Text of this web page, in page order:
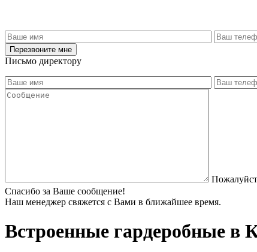
Письмо директору
Спасибо за Ваше сообщение!
Наш менеджер свяжется с Вами в ближайшее время.
Встроенные гардеробные в